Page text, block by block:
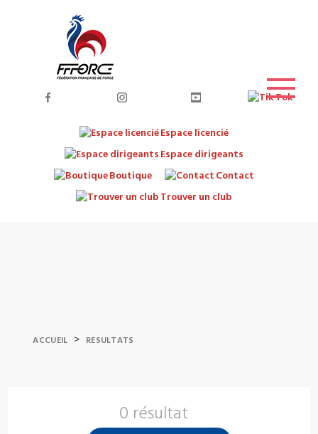
Espace licencié
Espace dirigeants
Boutique
Contact
Trouver un club
ACCUEIL > RESULTATS
0 résultat